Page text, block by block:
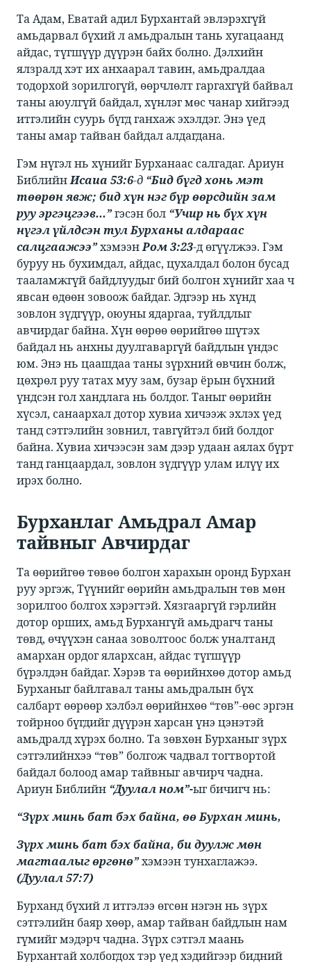
Та Адам, Еватай адил Бурхантай эвлэрэхгүй
амьдарвал бүхий л амьдралын тань хугацаанд
айдас, түгшүүр дүүрэн байх болно. Дэлхийн
ялзралд хэт их анхаарал тавин, амьдралдаа
тодорхой зорилгогүй, өөрчлөлт гаргахгүй байвал
таны аюулгүй байдал, хүнлэг мөс чанар хийгээд
итгэлийн суурь бүгд ганхаж эхэлдэг. Энэ үед
таны амар тайван байдал алдагдана. ​
Гэм нүгэл нь хүнийг Бурханаас салгадаг. Ариун
Библийн ​​Исаиа 53:6-д “Бид бүгд хонь мэт
төөрөн явж; бид хүн нэг бүр өөрсдийн зам
руу эргэцгээв...”​​ гэсэн бол ​​ “Учир нь бүх хүн
нүгэл үйлдсэн тул Бурханы алдараас
салцгаажээ”​​ хэмээн ​​Ром 3:23-​д өгүүлжээ. Гэм
буруу нь бухимдал, айдас, цухалдал болон бусад
тааламжгүй байдлуудыг бий болгон хүнийг хаа ч
явсан өдөөн зовоож байдаг. Эдгээр нь хүнд
зовлон зүдгүүр, оюуны ядаргаа, туйлдлыг
авчирдаг байна. Хүн өөрөө өөрийгөө шүтэх
байдал нь анхны дуулгаваргүй байдлын үндэс
юм. Энэ нь цаашдаа таны зүрхний өвчин болж,
цөхрөл руу татах муу зам, бузар ёрын бүхний
үндсэн гол хандлага нь болдог. Таныг өөрийн
хүсэл, санаархал дотор хувиа хичээж эхлэх үед
танд сэтгэлийн зовнил, тавгүйтэл бий болдог
байна. Хувиа хичээсэн зам дээр удаан аялах бүрт
танд ганцаардал, зовлон зүдгүүр улам илүү их
ирэх болно. ​
Бурханлаг Амьдрал Амар
тайвныг Авчирдаг​
​​Та өөрийгөө төвөө болгон харахын оронд Бурхан
руу эргэж, Түүнийг өөрийн амьдралын төв мөн
зорилгоо болгох хэрэгтэй. Хязгааргүй гэрлийн
дотор орших, амьд Бурхангүй амьдрагч таны
төвд, өчүүхэн санаа зоволтоос болж уналтанд
амархан ордог ялархсан, айдас түгшүүр
бүрэлдэн байдаг. Хэрэв та өөрийнхөө дотор амьд
Бурханыг байлгавал таны амьдралын бүх
салбарт өөрөөр хэлбэл өөрийнхөө “төв”-өөс эргэн
тойрноо бүгдийг дүүрэн харсан үнэ цэнэтэй
амьдралд хүрэх болно. Та зөвхөн Бурханыг зүрх
сэтгэлийнхээ “төв” болгож чадвал тогтвортой
байдал болоод амар тайвныг авчирч чадна.
Ариун Библийн ​​ “Дуулал ном”-​ыг бичигч нь: ​
“Зүрх минь бат бэх байна, өө Бурхан минь,
Зүрх минь бат бэх байна, би дуулж мөн
магтаалыг өргөнө”​​ хэмээн тунхаглажээ. ​​
(Дуулал 57:7)
​​Бурханд бүхий л итгэлээ өгсөн нэгэн нь зүрх
сэтгэлийн баяр хөөр, амар тайван байдлын нам
гүмийг мэдэрч чадна. Зүрх сэтгэл маань
Бурхантай холбогдох тэр үед хэдийгээр бидний